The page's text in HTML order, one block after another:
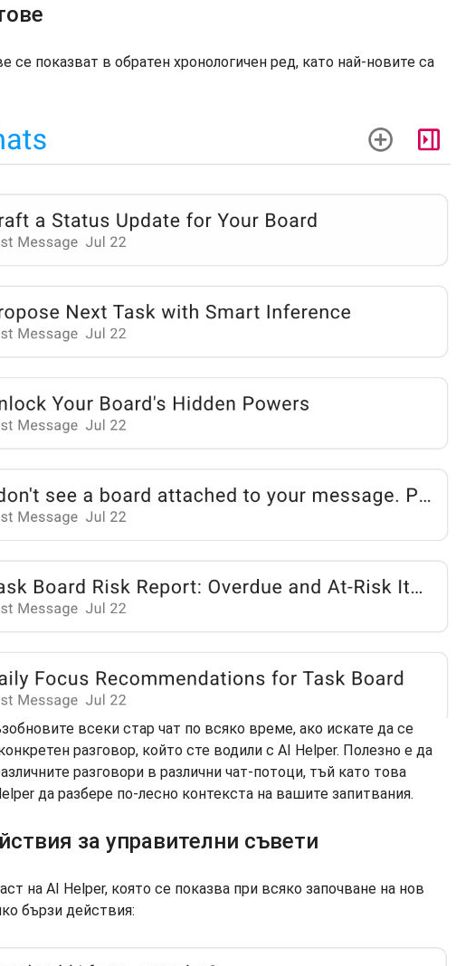
се показват в обратен хронологичен ред, като най-новите са
всеки стар чат по всяко време, ако искате да се
разговор, който сте водили с AI Helper. Полезно е да
разговори в различни чат-потоци, тъй като това
да разбере по-лесно контекста на вашите запитвания.
за управителни съвети
на AI Helper, която се показва при всяко започване на нов
бързи действия: